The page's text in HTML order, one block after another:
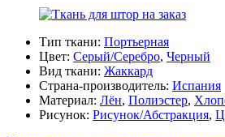
Тип ткани: Портьерная
Цвет: Серый/Серебро, Черный
Вид ткани: Жаккард
Страна-производитель: Испания
Материал: Лён, Полиэстер,
Рисунок: Рисунок/Абстракция,